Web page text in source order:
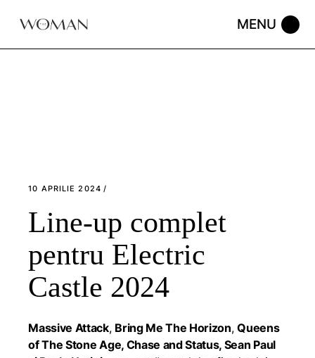
10 APRILIE 2024
Line-up complet
pentru Electric
Castle 2024
Massive Attack, Bring Me The Horizon,Queens
of The Stone Age, Chase and Status, Sean Paul